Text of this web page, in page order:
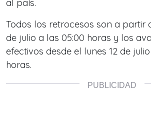
al país.
Todos los retrocesos son a partir
de julio a las 05:00 horas y los
efectivos desde el lunes 12 de
horas.